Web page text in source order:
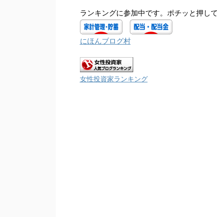
ランキングに参加中です。ポチッと押し
にほんブログ村
女性投資家ランキング